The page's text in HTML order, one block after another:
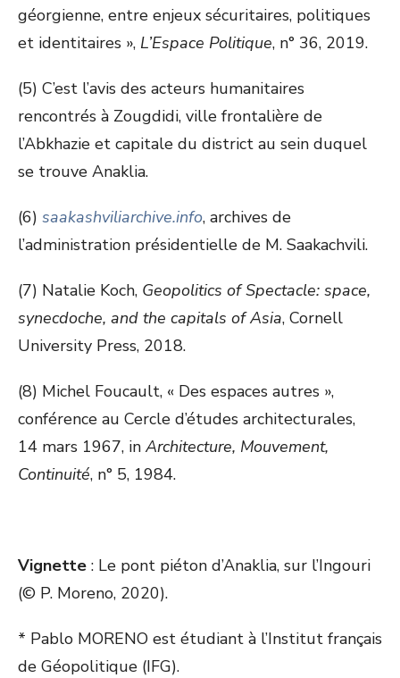
géorgienne, entre enjeux sécuritaires, politiques
et identitaires », L’Espace Politique, n° 36, 2019.
(5) C’est l’avis des acteurs humanitaires
rencontrés à Zougdidi, ville frontalière de
l’Abkhazie et capitale du district au sein duquel
se trouve Anaklia.
(6) saakashviliarchive.info, archives de
l’administration présidentielle de M. Saakachvili.
(7) Natalie Koch, Geopolitics of Spectacle: space,
synecdoche, and the capitals of Asia, Cornell
University Press, 2018.
(8) Michel Foucault, « Des espaces autres »,
conférence au Cercle d’études architecturales,
14 mars 1967, in Architecture, Mouvement,
Continuité, n° 5, 1984.
Vignette : Le pont piéton d’Anaklia, sur l’Ingouri
(© P. Moreno, 2020).
* Pablo MORENO est étudiant à l’Institut français
de Géopolitique (IFG).